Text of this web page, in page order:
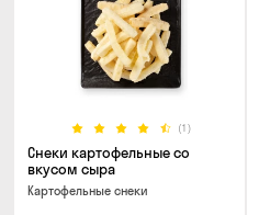
(1)
Снеки картофельные со
вкусом сыра
Картофельные снеки